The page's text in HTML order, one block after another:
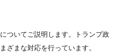
ついてご説明します。トランプ政
ざまな対応を行っています。